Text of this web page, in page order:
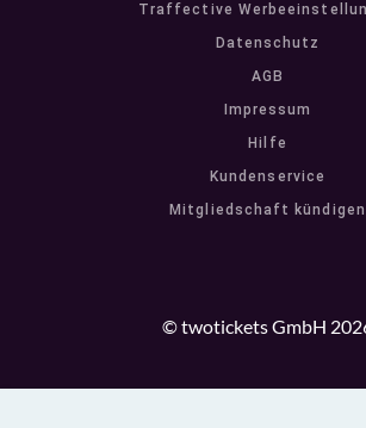
Traffective
Datenschutz
AGB
Impressum
Hilfe
Kundenservice
Mitgliedschaft kündigen
© twotickets GmbH